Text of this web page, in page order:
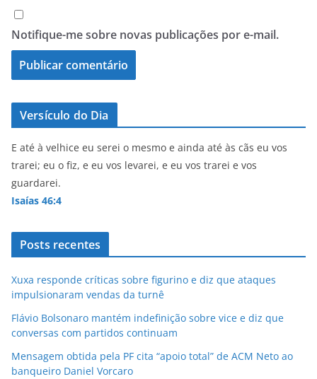
Notifique-me sobre novas publicações por e-mail.
Versículo do Dia
E até à velhice eu serei o mesmo e ainda até às cãs eu vos
trarei; eu o fiz, e eu vos levarei, e eu vos trarei e vos
guardarei.
Isaías 46:4
Posts recentes
Xuxa responde críticas sobre figurino e diz que ataques
impulsionaram vendas da turnê
Flávio Bolsonaro mantém indefinição sobre vice e diz que
conversas com partidos continuam
Mensagem obtida pela PF cita “apoio total” de ACM Neto ao
banqueiro Daniel Vorcaro